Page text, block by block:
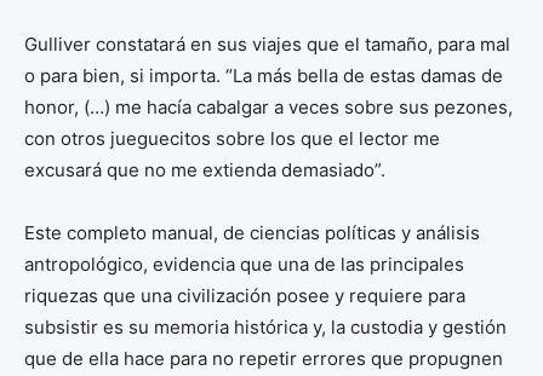
Gulliver constatará en sus viajes que el tamaño, para mal
o para bien, si importa. “La más bella de estas damas de
honor, (…) me hacía cabalgar a veces sobre sus pezones,
con otros jueguecitos sobre los que el lector me
excusará que no me extienda demasiado”.
Este completo manual, de ciencias políticas y análisis
antropológico, evidencia que una de las principales
riquezas que una civilización posee y requiere para
subsistir es su memoria histórica y, la custodia y gestión
que de ella hace para no repetir errores que propugnen